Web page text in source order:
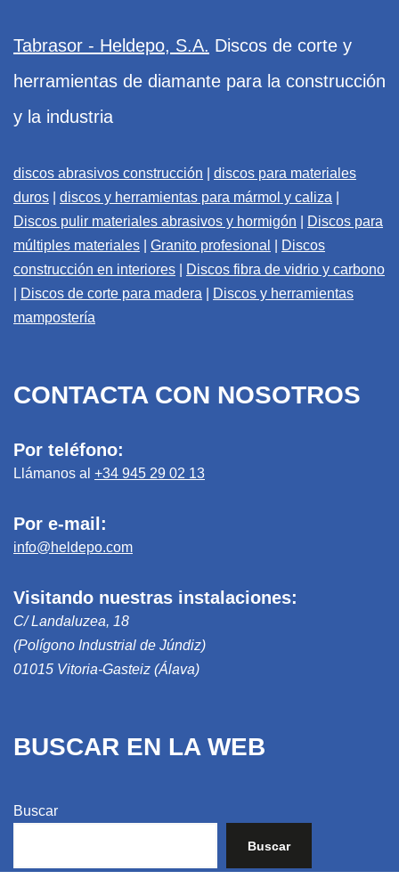
Tabrasor - Heldepo, S.A. Discos de corte y
herramientas de diamante para la construcción
y la industria
discos abrasivos construcción
discos para materiales
duros
discos y herramientas para mármol y caliza
Discos pulir materiales abrasivos y hormigón
Discos para
múltiples materiales
Granito profesional
Discos
construcción en interiores
Discos fibra de vidrio y carbono
Discos de corte para madera
Discos y herramientas
mampostería
CONTACTA CON NOSOTROS
Por teléfono:
Llámanos al +34 945 29 02 13
Por e-mail:
info@heldepo.com
Visitando nuestras instalaciones:
C/ Landaluzea, 18
(Polígono Industrial de Júndiz)
01015 Vitoria-Gasteiz (Álava)
BUSCAR EN LA WEB
Buscar
Buscar